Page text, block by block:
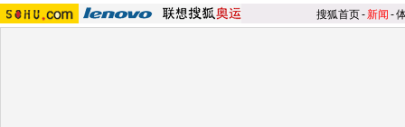
搜狐首页-新闻 -